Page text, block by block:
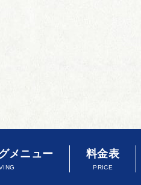
メニュー 料金表
PRICE